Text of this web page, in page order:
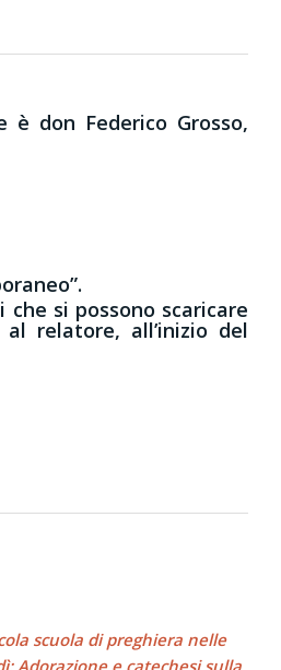
don Federico Grosso,
si possono scaricare
relatore, all’inizio del
scuola di preghiera nelle